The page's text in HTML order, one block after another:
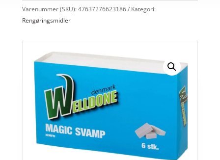
Varenummer (SKU):47637276623186
Kategori:
Rengøringsmidler